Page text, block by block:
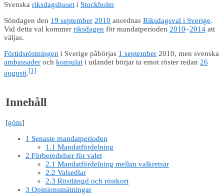
Svenska riksdagshuset i Stockholm
Söndagen den 19 september 2010 anordnas Riksdagsval i Sverige.
Vid detta val kommer riksdagen för mandatperioden 2010–2014 att
väljas.
Förtidsröstningen i Sverige påbörjas 1 september 2010, men svenska
ambassader och konsulat i utlandet börjar ta emot röster redan 26
augusti.[1]
Innehåll
[göm]
1 Senaste mandatperioden
1.1 Mandatfördelning
2 Förberedelser för valet
2.1 Mandatfördelning mellan valkretsar
2.2 Valsedlar
2.3 Röstlängd och röstkort
3 Opinionsmätningar